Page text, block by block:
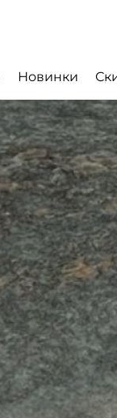
Новинки